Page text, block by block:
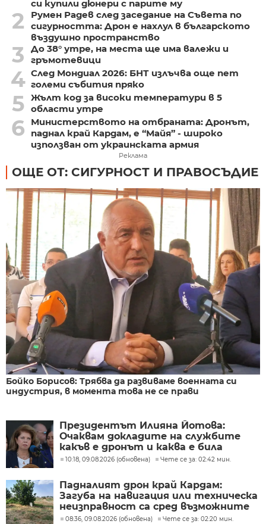
си купили дюнери с парите му
2
Румен Радев след заседание на Съвета по
сигурността: Дрон е нахлул в българското
въздушно пространство
3
До 38° утре, на места ще има валежи и
гръмотевици
4 След Мондиал 2026: БНТ излъчва още пет
големи събития пряко
5 Жълт код за високи температури в 5
области утре
6
Министерството на отбраната: Дронът,
паднал край Кардам, е “Майя” - широко
използван от украинската армия
Реклама
ОЩЕ ОТ: СИГУРНОСТ И ПРАВОСЪДИЕ
Бойко Борисов: Трябва да развиваме военната си
индустрия, в момента това не се прави
Президентът Илияна Йотова:
Очаквам докладите на службите
какъв е дронът и каква е била
неговата роля
10:18, 09.08.2026 (обновена) Чете се за: 02:42 мин.
Падналият дрон край Кардам:
Загуба на навигация или техническа
неизправност са сред възможните
причини
08:36, 09.08.2026 (обновена) Чете се за: 02:20 мин.